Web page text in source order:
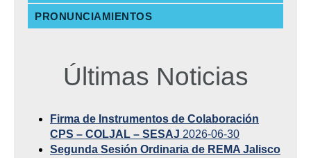
PRONUNCIAMIENTOS
Últimas Noticias
Firma de Instrumentos de Colaboración
CPS – COLJAL – SESAJ 2026-06-30
Segunda Sesión Ordinaria de REMA Jalisco